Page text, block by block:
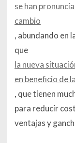
se han
cambio
, abundando en
que
la nueva
en beneficio de
, que tienen
para reducir
ventajas y